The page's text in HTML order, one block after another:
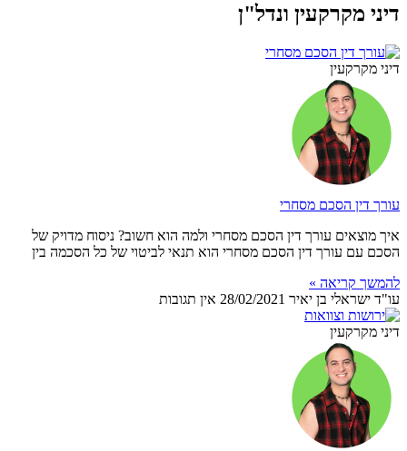
דיני מקרקעין ונדל"ן
דיני מקרקעין
עורך דין הסכם מסחרי
איך מוצאים עורך דין הסכם מסחרי ולמה הוא חשוב? ניסוח מדויק של
הסכם עם עורך דין הסכם מסחרי הוא תנאי לביטוי של כל הסכמה בין
להמשך קריאה »
עו"ד ישראלי בן יאיר 28/02/2021 אין תגובות
דיני מקרקעין